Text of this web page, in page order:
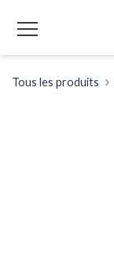
Tous les produits